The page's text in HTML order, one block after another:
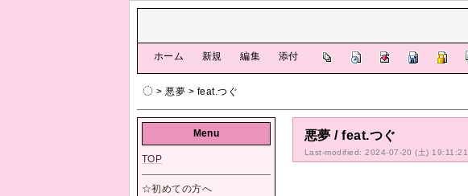
ホーム 新規 編集 添付
> 悪夢 > feat.つぐ
悪夢 / feat.つぐ
Last-modified: 2024-07-20 (土) 19:11:21
Menu
TOP
☆初めての方へ